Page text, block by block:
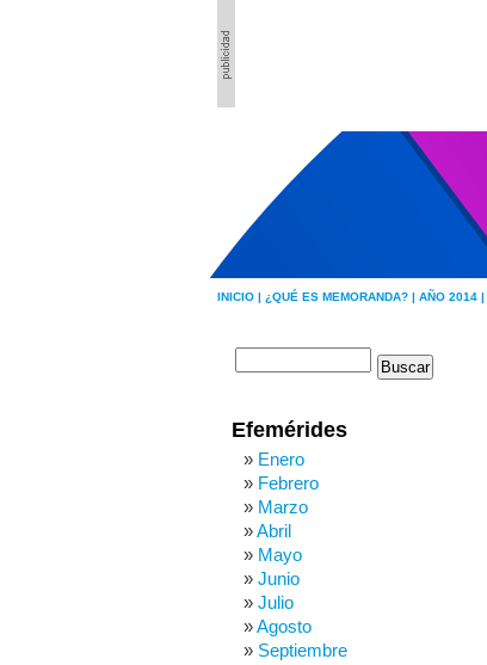
INICIO | ¿QUÉ ES MEMORANDA? | AÑO 2014 |
Efemérides
Enero
Febrero
Marzo
Abril
Mayo
Junio
Julio
Agosto
Septiembre